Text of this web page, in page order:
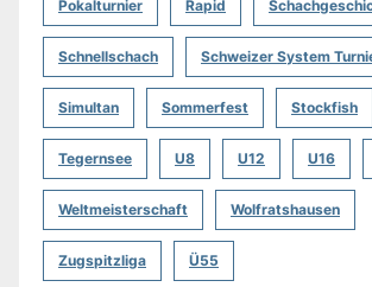
Pokalturnier Rapid
Schnellschach Schweizer System
Simultan Sommerfest Stockfish
Tegernsee U8 U12 U16
Weltmeisterschaft Wolfratshausen
Zugspitzliga Ü55